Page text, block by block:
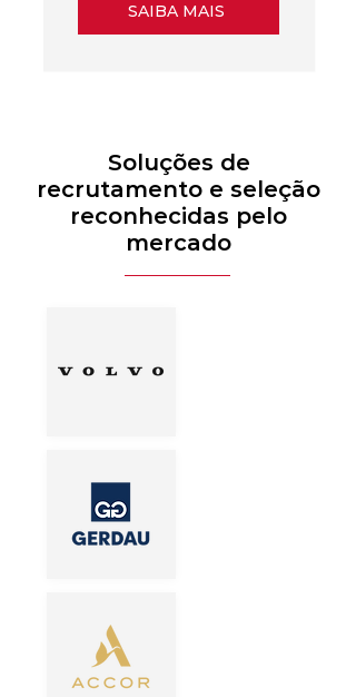
SAIBA MAIS
Soluções de
recrutamento e seleção
reconhecidas pelo
mercado